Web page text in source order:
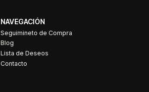
NAVEGACIÓN
Seguimineto de Compra
Blog
Lista de Deseos
Contacto